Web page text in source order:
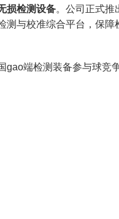
损检测设备。公司正式推
测与校准综合平台，保障
端检测装备参与球竞争